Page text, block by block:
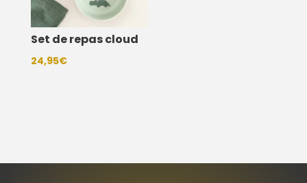
Set de repas cloud
24,95€